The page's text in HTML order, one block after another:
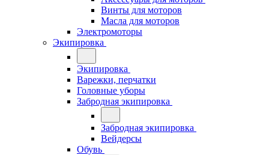
Винты для моторов
Масла для моторов
Электромоторы
Экипировка
Экипировка
Варежки, перчатки
Головные уборы
Забродная экипировка
Забродная экипировка
Вейдерсы
Обувь